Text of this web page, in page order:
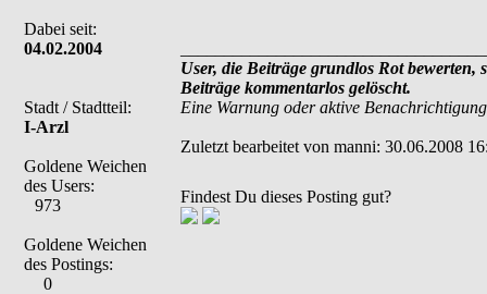
Dabei seit:
04.02.2004
Stadt / Stadtteil:
I-Arzl
Goldene Weichen
des Users:
973
Goldene Weichen
des Postings:
0
User, die Beiträge grundlos Rot
Beiträge kommentarlos gelöscht.
Eine Warnung oder aktive
Zuletzt bearbeitet von manni: 30.06.2008
Findest Du dieses Posting gut?